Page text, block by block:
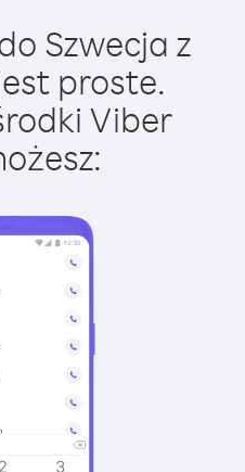
Szwecja z
proste.
Viber